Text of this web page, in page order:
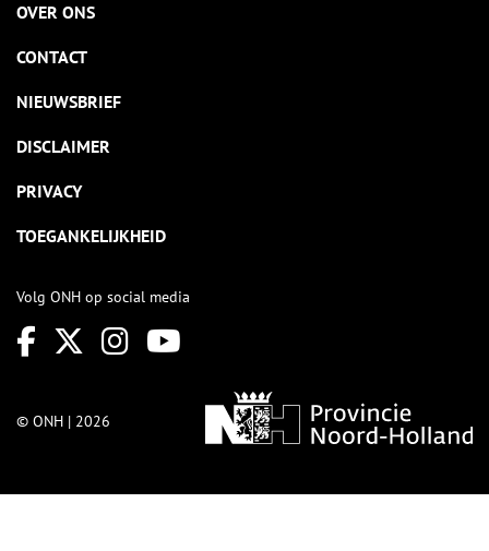
OVER ONS
CONTACT
NIEUWSBRIEF
DISCLAIMER
PRIVACY
TOEGANKELIJKHEID
Volg ONH op social media
© ONH | 2026